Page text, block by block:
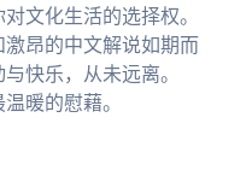
文化生活的选择权。
昂的中文解说如期而
快乐，从未远离。
暖的慰藉。